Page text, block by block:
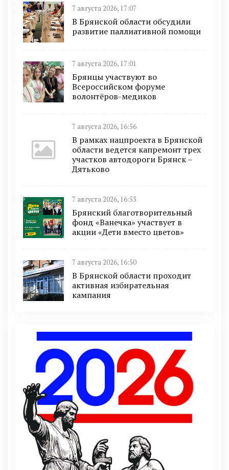
7 августа 2026, 17:07
В Брянской области обсудили
развитие паллиативной помощи
7 августа 2026, 17:01
Брянцы участвуют во
Всероссийском форуме
волонтёров-медиков
7 августа 2026, 16:56
В рамках нацпроекта в Брянской
области ведется капремонт трех
участков автодороги Брянск –
Дятьково
7 августа 2026, 16:53
Брянский благотворительный
фонд «Ванечка» участвует в
акции «Дети вместо цветов»
7 августа 2026, 16:50
В Брянской области проходит
активная избирательная
кампания